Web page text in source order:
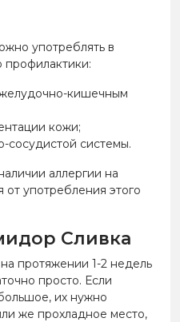
употреблять в
профилактики:
кишечным
кожи;
сосудистой системы.
аллергии на
от употребления этого
Сливка
протяжении 1-2 недель
просто. Если
их нужно
же прохладное место,